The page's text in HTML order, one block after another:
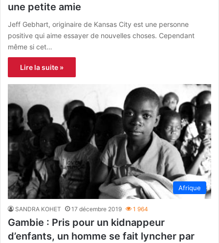
une petite amie
Jeff Gebhart, originaire de Kansas City est une personne
positive qui aime essayer de nouvelles choses. Cependant
même si cet…
Lire la suite »
Afrique
SANDRA KOHET 17 décembre 2019 1 964
Gambie : Pris pour un kidnappeur
d’enfants, un homme se fait lyncher par